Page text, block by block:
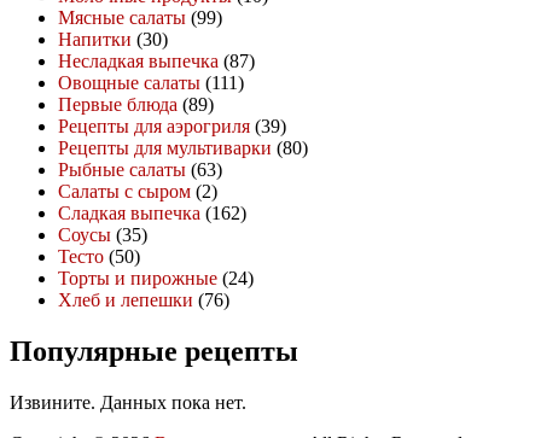
Мясные салаты (99)
Напитки (30)
Несладкая выпечка (87)
Овощные салаты (111)
Первые блюда (89)
Рецепты для аэрогриля (39)
Рецепты для мультиварки (80)
Рыбные салаты (63)
Салаты с сыром (2)
Сладкая выпечка (162)
Соусы (35)
Тесто (50)
Торты и пирожные (24)
Хлеб и лепешки (76)
Популярные рецепты
Извините. Данных пока нет.